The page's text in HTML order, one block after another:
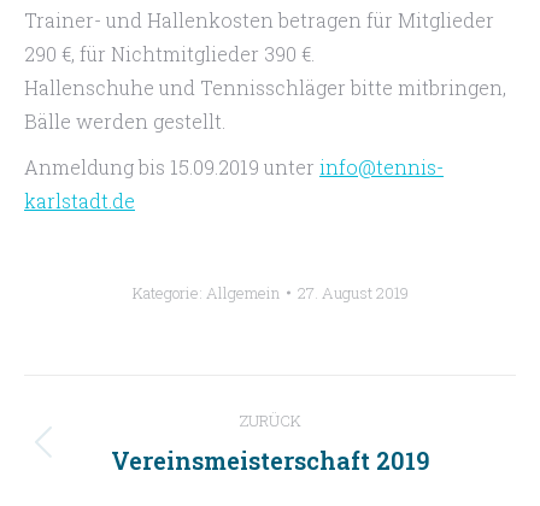
Trainer- und Hallenkosten betragen für Mitglieder
290 €, für Nichtmitglieder 390 €.
Hallenschuhe und Tennisschläger bitte mitbringen,
Bälle werden gestellt.
Anmeldung bis 15.09.2019 unter info@tennis-
karlstadt.de
Kategorie: Allgemein 27. August 2019
Kommentarnavigation
ZURÜCK
Vorheriger
Vereinsmeisterschaft 2019